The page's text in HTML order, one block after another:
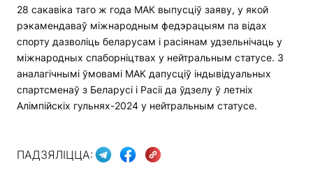
28 сакавіка таго ж года МАК выпусціў заяву, у якой
рэкамендаваў міжнародным федэрацыям па відах
спорту дазволіць беларусам і расіянам удзельнічаць у
міжнародных спаборніцтвах у нейтральным статусе. З
аналагічнымі ўмовамі МАК дапусціў індывідуальных
спартсменаў з Беларусі і Расіі да ўдзелу ў летніх
Алімпійскіх гульнях-2024 у нейтральным статусе.
ПАДЗЯЛІЦЦА: